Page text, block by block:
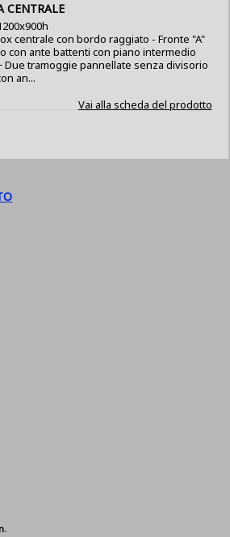
CENTRALE
centrale con bordo raggiato - Fronte "A"
con ante battenti con piano intermedio
Due tramoggie pannellate senza divisorio
an...
Vai alla scheda del prodotto